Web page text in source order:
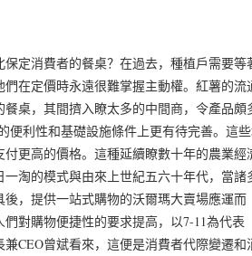
定消費者的餐桌？在過去，種植戶需要等
在定價時永遠很難掌握主動權。紅薯的流
桌，其間擠入瞭太多的中間商，令產品頗
便利性和基礎設施條件上更有待完善。這
更高的價格。這種延續瞭數十年的農業經
淘的模式與由來上世紀五六十年代，當諸
，提供一站式購物的沃爾瑪大賣場應運而
對購物便捷性的要求提高，以7-11為代表
CEO曾斌看來，這便是消費者代際變遷和